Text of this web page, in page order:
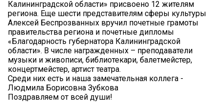
Калининградской области» присвоено 12 жителям
региона. Еще шести представителям сферы культуры
Алексей Беспрозванных вручил почетные грамоты
правительства региона и почетные дипломы
«Благодарность губернатора Калининградской
области». В числе награжденных – преподаватели
музыки и живописи, библиотекари, балетмейстер,
концертмейстер, артист театра.
Среди них есть и наша замечательная коллега -
Людмила Борисовна Зубкова
Поздравляем от всей души!